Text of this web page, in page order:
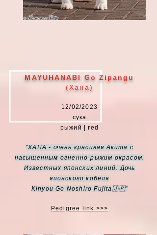
MAYUHANABI Go Zipangu
(Хана)
12/02/2023
сука
рыжий | red
"ХАНА - очень красивая Акита с
насыщенным огненно-рыжим окрасом.
Известных японских линий. Дочь
японского кобеля
Kinyou Go Noshiro Fujita🇯🇵"
Pedigree link >>>